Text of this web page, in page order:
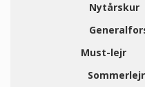
Must-